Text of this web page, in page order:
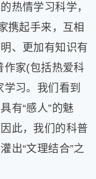
热情学习科学，
携起手来，互相
、更加有知识有
作家(包括热爱科
习。我们看到
有“感人”的魅
此，我们的科普
出“文理结合”之